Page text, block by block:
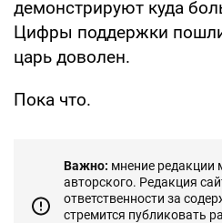
демонстрируют куда
Цифры поддержки
царь доволен.
Пока что.
Важно: мнение редакции
авторского. Редакция
ответственности за
стремится публиковать